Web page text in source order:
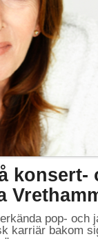
konsert-
pop- och
karriär bakom